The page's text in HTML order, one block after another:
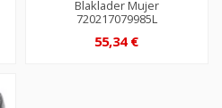
Blaklader Mujer
720217079985L
55,34 €